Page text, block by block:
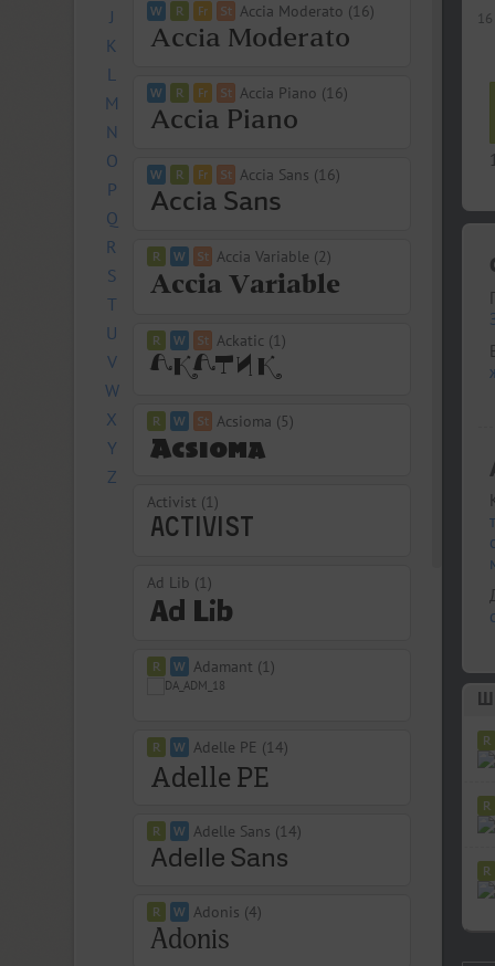
J
K
L
M
N
O
P
Q
R
S
T
U
V
W
X
Y
Z
Accia Moderato (16)
Accia Piano (16)
Accia Sans (16)
Accia Variable (2)
Ackatic (1)
Acsioma (5)
Activist (1)
Ad Lib (1)
Adamant (1)
Adelle PE (14)
Adelle Sans (14)
Adonis (4)